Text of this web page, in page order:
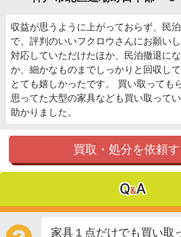
収益が思うように上がっておらず、民
で、評判のいいフクロウさんにお願い
対応していただけたほか、民泊撤退に
か、細かなものまでしっかりと回収し
とても嬉しかったです。 買い取っても
思ってた大型の家具なども買い取って
助かりました。
買取・処分を依頼
Q&A
家具１点だけでも買い取